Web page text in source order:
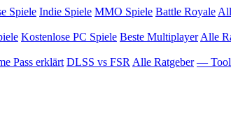
Spiele Indie Spiele MMO Spiele Battle Royale
Kostenlose PC Spiele Beste Multiplayer Alle
Pass erklärt DLSS vs FSR Alle Ratgeber —